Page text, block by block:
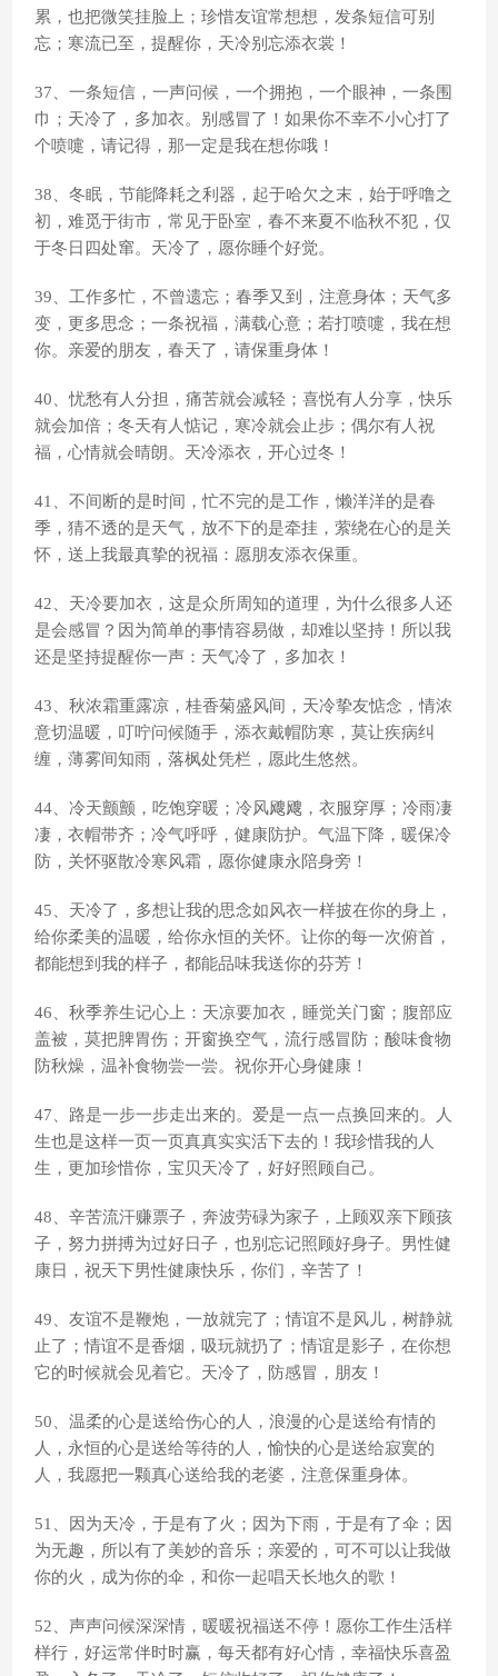
累，也把微笑挂脸上；珍惜友谊常想想，发条短信可别
忘；寒流已至，提醒你，天冷别忘添衣裳！
37、一条短信，一声问候，一个拥抱，一个眼神，一条围
巾；天冷了，多加衣。别感冒了！如果你不幸不小心打了
个喷嚏，请记得，那一定是我在想你哦！
38、冬眠，节能降耗之利器，起于哈欠之末，始于呼噜之
初，难觅于街市，常见于卧室，春不来夏不临秋不犯，仅
于冬日四处窜。天冷了，愿你睡个好觉。
39、工作多忙，不曾遗忘；春季又到，注意身体；天气多
变，更多思念；一条祝福，满载心意；若打喷嚏，我在想
你。亲爱的朋友，春天了，请保重身体！
40、忧愁有人分担，痛苦就会减轻；喜悦有人分享，快乐
就会加倍；冬天有人惦记，寒冷就会止步；偶尔有人祝
福，心情就会晴朗。天冷添衣，开心过冬！
41、不间断的是时间，忙不完的是工作，懒洋洋的是春
季，猜不透的是天气，放不下的是牵挂，萦绕在心的是关
怀，送上我最真挚的祝福：愿朋友添衣保重。
42、天冷要加衣，这是众所周知的道理，为什么很多人还
是会感冒？因为简单的事情容易做，却难以坚持！所以我
还是坚持提醒你一声：天气冷了，多加衣！
43、秋浓霜重露凉，桂香菊盛风间，天冷挚友惦念，情浓
意切温暖，叮咛问候随手，添衣戴帽防寒，莫让疾病纠
缠，薄雾间知雨，落枫处凭栏，愿此生悠然。
44、冷天颤颤，吃饱穿暖；冷风飕飕，衣服穿厚；冷雨凄
凄，衣帽带齐；冷气呼呼，健康防护。气温下降，暖保冷
防，关怀驱散冷寒风霜，愿你健康永陪身旁！
45、天冷了，多想让我的思念如风衣一样披在你的身上，
给你柔美的温暖，给你永恒的关怀。让你的每一次俯首，
都能想到我的样子，都能品味我送你的芬芳！
46、秋季养生记心上：天凉要加衣，睡觉关门窗；腹部应
盖被，莫把脾胃伤；开窗换空气，流行感冒防；酸味食物
防秋燥，温补食物尝一尝。祝你开心身健康！
47、路是一步一步走出来的。爱是一点一点换回来的。人
生也是这样一页一页真真实实活下去的！我珍惜我的人
生，更加珍惜你，宝贝天冷了，好好照顾自己。
48、辛苦流汗赚票子，奔波劳碌为家子，上顾双亲下顾孩
子，努力拼搏为过好日子，也别忘记照顾好身子。男性健
康日，祝天下男性健康快乐，你们，辛苦了！
49、友谊不是鞭炮，一放就完了；情谊不是风儿，树静就
止了；情谊不是香烟，吸玩就扔了；情谊是影子，在你想
它的时候就会见着它。天冷了，防感冒，朋友！
50、温柔的心是送给伤心的人，浪漫的心是送给有情的
人，永恒的心是送给等待的人，愉快的心是送给寂寞的
人，我愿把一颗真心送给我的老婆，注意保重身体。
51、因为天冷，于是有了火；因为下雨，于是有了伞；因
为无趣，所以有了美妙的音乐；亲爱的，可不可以让我做
你的火，成为你的伞，和你一起唱天长地久的歌！
52、声声问候深深情，暖暖祝福送不停！愿你工作生活样
样行，好运常伴时时赢，每天都有好心情，幸福快乐喜盈